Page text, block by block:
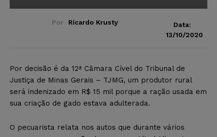
Por Ricardo Krusty
Data:
13/10/2020
Por decisão é da 12ª Câmara Cível do Tribunal de
Justiça de Minas Gerais – TJMG, um produtor rural
será indenizado em R$ 15 mil porque a ração usada em
sua criação de gado estava adulterada.
O pecuarista relata nos autos que durante vários